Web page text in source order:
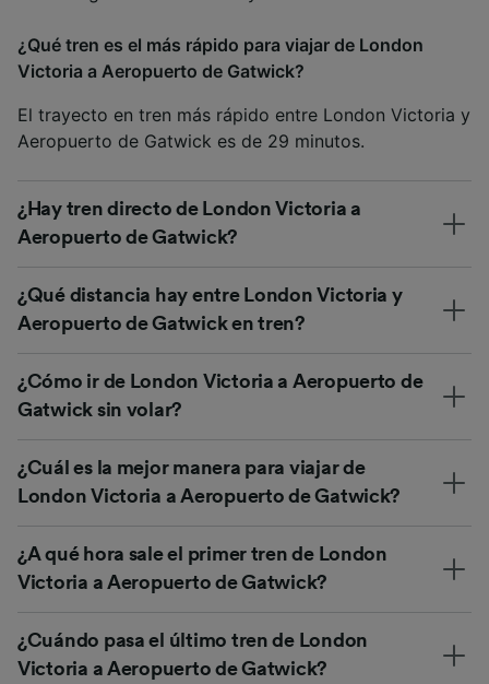
¿Qué tren es el más rápido para viajar de London
Victoria a Aeropuerto de Gatwick?
El trayecto en tren más rápido entre London Victoria y
Aeropuerto de Gatwick es de 29 minutos.
¿Hay tren directo de London Victoria a
Aeropuerto de Gatwick?
¿Qué distancia hay entre London Victoria y
Aeropuerto de Gatwick en tren?
¿Cómo ir de London Victoria a Aeropuerto de
Gatwick sin volar?
¿Cuál es la mejor manera para viajar de
London Victoria a Aeropuerto de Gatwick?
¿A qué hora sale el primer tren de London
Victoria a Aeropuerto de Gatwick?
¿Cuándo pasa el último tren de London
Victoria a Aeropuerto de Gatwick?